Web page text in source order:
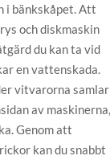
i bänkskåpet. Att
och diskmaskin
du kan ta vid
en vattenskada.
vitvarorna samlar
av maskinerna,
Genom att
kan du snabbt